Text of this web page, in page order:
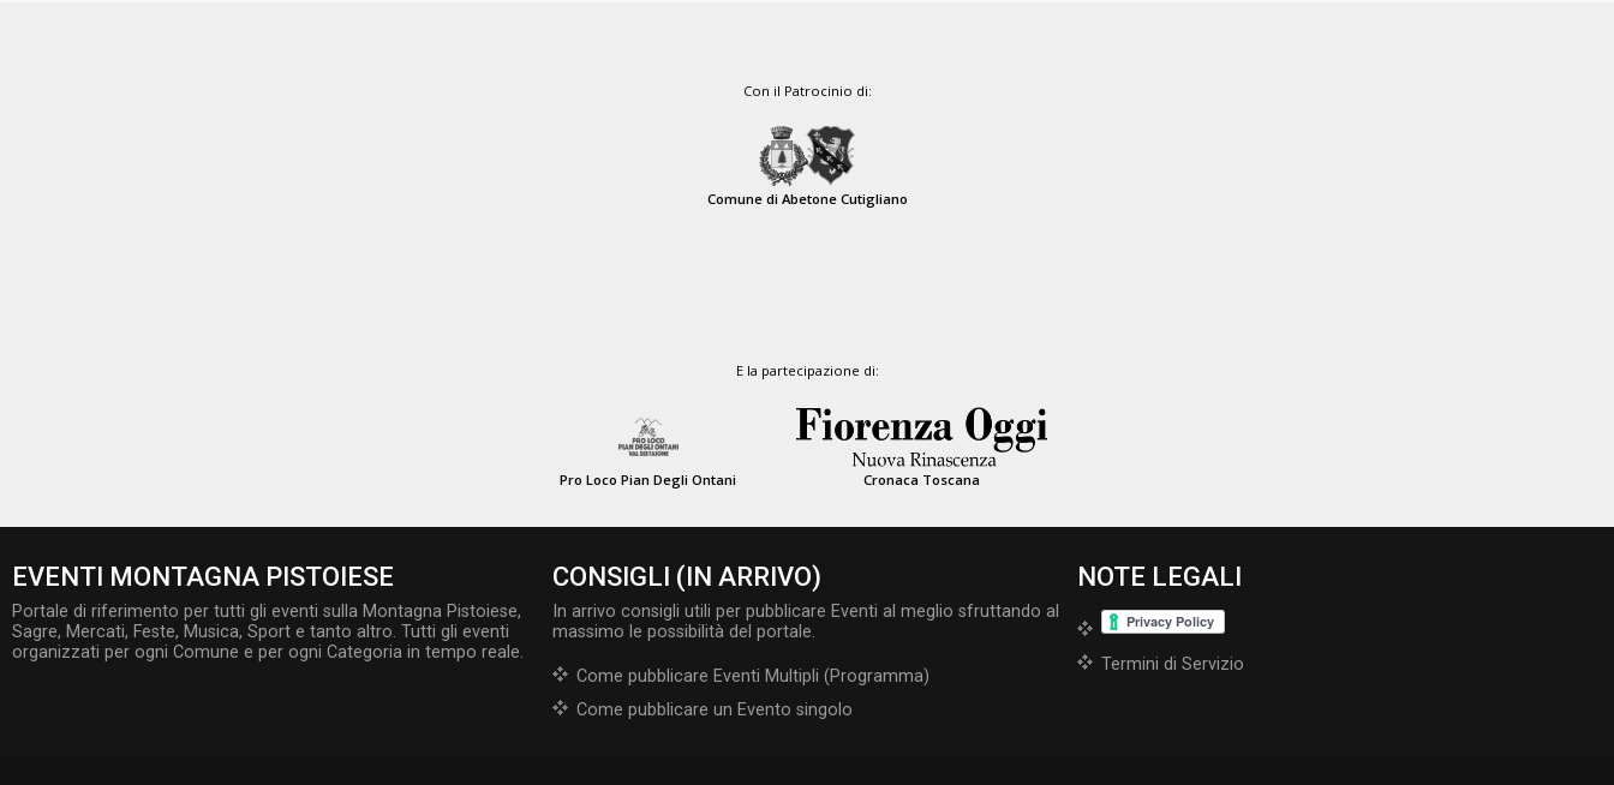
Con il Patrocinio di:
Comune di Abetone Cutigliano
E la partecipazione di:
Pro Loco Pian Degli Ontani Cronaca Toscana
EVENTI MONTAGNA PISTOIESE
Portale di riferimento per tutti gli eventi sulla Montagna Pistoiese,
Sagre, Mercati, Feste, Musica, Sport e tanto altro. Tutti gli eventi
organizzati per ogni Comune e per ogni Categoria in tempo reale.
CONSIGLI (IN ARRIVO)
In arrivo consigli utili per pubblicare Eventi al meglio sfruttando al
massimo le possibilità del portale.
Come pubblicare Eventi Multipli (Programma)
Come pubblicare un Evento singolo
NOTE LEGALI
Termini di Servizio